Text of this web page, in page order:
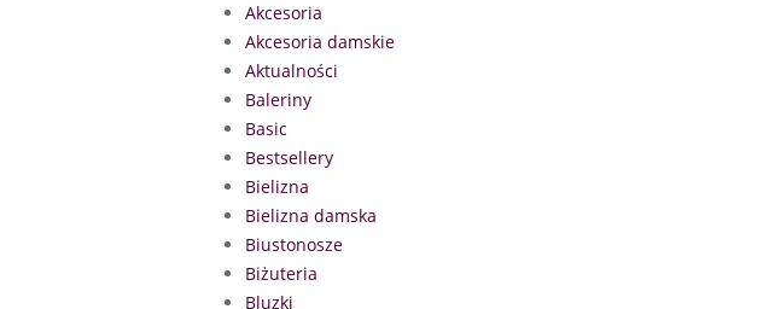
Akcesoria
Akcesoria damskie
Aktualności
Baleriny
Basic
Bestsellery
Bielizna
Bielizna damska
Biustonosze
Biżuteria
Bluzki